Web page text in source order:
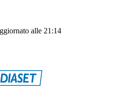
alle 21:14